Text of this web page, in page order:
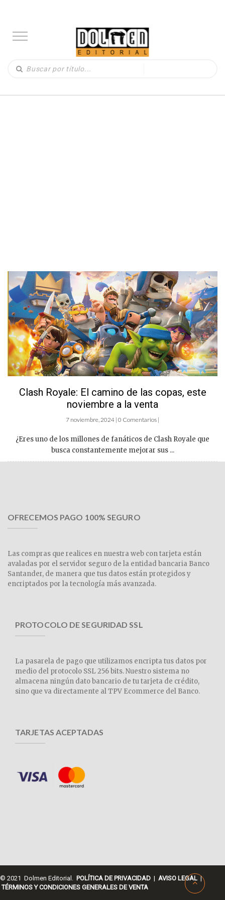
Clash Royale: El camino de las copas, este
noviembre a la venta
7 noviembre, 2024 | 0 Comentarios |
¿Eres uno de los millones de fanáticos de Clash Royale que
busca constantemente mejorar sus ...
OFRECEMOS PAGO 100% SEGURO
Las compras que realices en nuestra web con tarjeta están
avaladas por el servidor seguro de la entidad bancaria Banco
Santander, de manera que tus datos están protegidos y
encriptados por la tecnología más avanzada.
PROTOCOLO DE SEGURIDAD SSL
La pasarela de pago que utilizamos encripta tus datos por
medio del protocolo SSL 256 bits. Nuestro sistema no
almacena ningún dato bancario de tu tarjeta de crédito,
sino que va directamente al TPV Ecommerce del Banco.
TARJETAS ACEPTADAS
© 2021 Dolmen Editorial. POLÍTICA DE PRIVACIDAD | AVISO LEGAL |
TÉRMINOS Y CONDICIONES GENERALES DE VENTA